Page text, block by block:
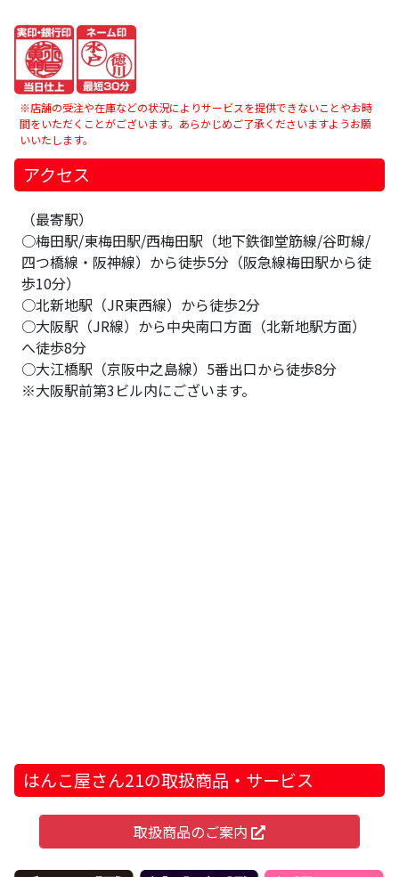
※店舗の受注や在庫などの状況によりサービスを提供できないことやお時
間をいただくことがございます。あらかじめご了承くださいますようお願
いいたします。
アクセス
（最寄駅）
○梅田駅/東梅田駅/西梅田駅（地下鉄御堂筋線/谷町線/
四つ橋線・阪神線）から徒歩5分（阪急線梅田駅から徒
歩10分）
○北新地駅（JR東西線）から徒歩2分
○大阪駅（JR線）から中央南口方面（北新地駅方面）
へ徒歩8分
○大江橋駅（京阪中之島線）5番出口から徒歩8分
※大阪駅前第3ビル内にございます。
はんこ屋さん21の取扱商品・サービス
取扱商品のご案内